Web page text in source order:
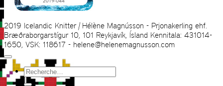
2019 Icelandic Knitter | Hélène Magnússon - Prjonakerling ehf.
Bræðraborgarstígur 10, 101 Reykjavík, Ísland Kennitala: 431014-
1650, VSK: 118617 - helene@helenemagnusson.com
Recherche
pour :